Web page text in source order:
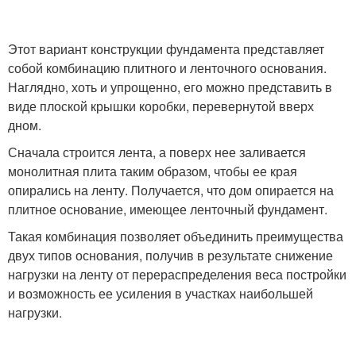
Этот вариант конструкции фундамента представляет
собой комбинацию плитного и ленточного основания.
Наглядно, хоть и упрощенно, его можно представить в
виде плоской крышки коробки, перевернутой вверх
дном.
Сначала строится лента, а поверх нее заливается
монолитная плита таким образом, чтобы ее края
опирались на ленту. Получается, что дом опирается на
плитное основание, имеющее ленточный фундамент.
Такая комбинация позволяет объединить преимущества
двух типов основания, получив в результате снижение
нагрузки на ленту от перераспределения веса постройки
и возможность ее усиления в участках наибольшей
нагрузки.